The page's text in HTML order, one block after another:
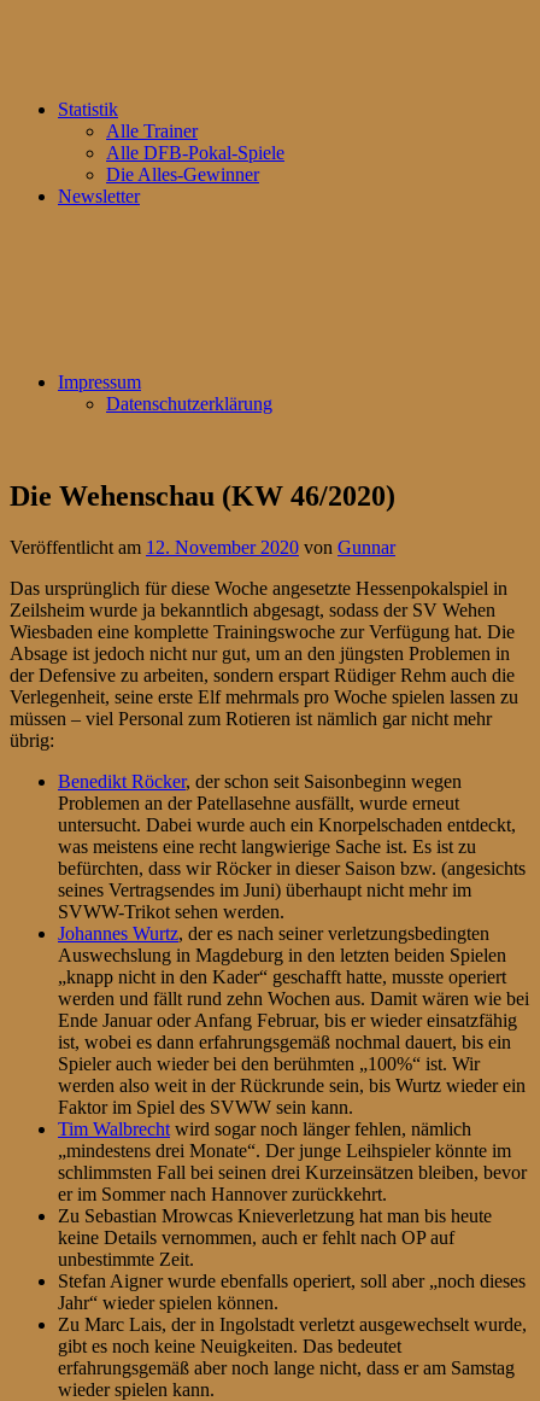
Statistik
Alle Trainer
Alle DFB-Pokal-Spiele
Die Alles-Gewinner
Newsletter
Impressum
Datenschutzerklärung
Die Wehenschau (KW 46/2020)
Veröffentlicht am 12. November 2020 von Gunnar
Das ursprünglich für diese Woche angesetzte Hessenpokalspiel in
Zeilsheim wurde ja bekanntlich abgesagt, sodass der SV Wehen
Wiesbaden eine komplette Trainingswoche zur Verfügung hat. Die
Absage ist jedoch nicht nur gut, um an den jüngsten Problemen in
der Defensive zu arbeiten, sondern erspart Rüdiger Rehm auch die
Verlegenheit, seine erste Elf mehrmals pro Woche spielen lassen zu
müssen – viel Personal zum Rotieren ist nämlich gar nicht mehr
übrig:
Benedikt Röcker, der schon seit Saisonbeginn wegen
Problemen an der Patellasehne ausfällt, wurde erneut
untersucht. Dabei wurde auch ein Knorpelschaden entdeckt,
was meistens eine recht langwierige Sache ist. Es ist zu
befürchten, dass wir Röcker in dieser Saison bzw. (angesichts
seines Vertragsendes im Juni) überhaupt nicht mehr im
SVWW-Trikot sehen werden.
Johannes Wurtz, der es nach seiner verletzungsbedingten
Auswechslung in Magdeburg in den letzten beiden Spielen
„knapp nicht in den Kader“ geschafft hatte, musste operiert
werden und fällt rund zehn Wochen aus. Damit wären wie bei
Ende Januar oder Anfang Februar, bis er wieder einsatzfähig
ist, wobei es dann erfahrungsgemäß nochmal dauert, bis ein
Spieler auch wieder bei den berühmten „100%“ ist. Wir
werden also weit in der Rückrunde sein, bis Wurtz wieder ein
Faktor im Spiel des SVWW sein kann.
Tim Walbrecht wird sogar noch länger fehlen, nämlich
„mindestens drei Monate“. Der junge Leihspieler könnte im
schlimmsten Fall bei seinen drei Kurzeinsätzen bleiben, bevor
er im Sommer nach Hannover zurückkehrt.
Zu Sebastian Mrowcas Knieverletzung hat man bis heute
keine Details vernommen, auch er fehlt nach OP auf
unbestimmte Zeit.
Stefan Aigner wurde ebenfalls operiert, soll aber „noch dieses
Jahr“ wieder spielen können.
Zu Marc Lais, der in Ingolstadt verletzt ausgewechselt wurde,
gibt es noch keine Neuigkeiten. Das bedeutet
erfahrungsgemäß aber noch lange nicht, dass er am Samstag
wieder spielen kann.